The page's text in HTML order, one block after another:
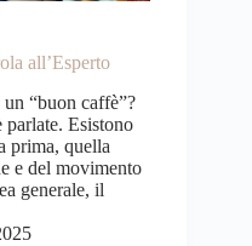
all’Esperto
“buon caffè”?
Esistono
prima, quella
e del movimento
generale, il